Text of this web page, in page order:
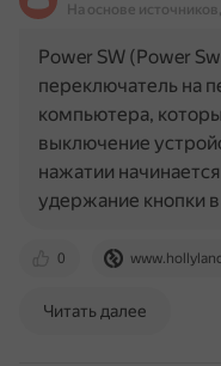
На основе
0
Power SW (Power
переключатель на
компьютера,
выключение
нажатии
удержание кнопки
Читать далее